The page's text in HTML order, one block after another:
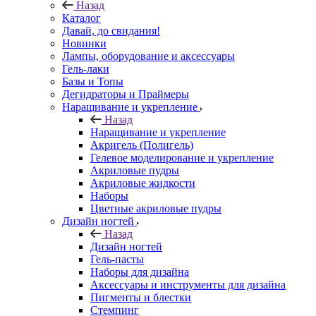
Назад
Каталог
Давай, до свидания!
Новинки
Лампы, оборудование и аксессуары
Гель-лаки
Базы и Топы
Дегидраторы и Праймеры
Наращивание и укрепление
Назад
Наращивание и укрепление
Акригель (Полигель)
Гелевое моделирование и укрепление
Акриловые пудры
Акриловые жидкости
Наборы
Цветные акриловые пудры
Дизайн ногтей
Назад
Дизайн ногтей
Гель-пасты
Наборы для дизайна
Аксессуары и инструменты для дизайна
Пигменты и блестки
Стемпинг